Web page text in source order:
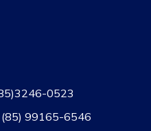
0523
99165-6546